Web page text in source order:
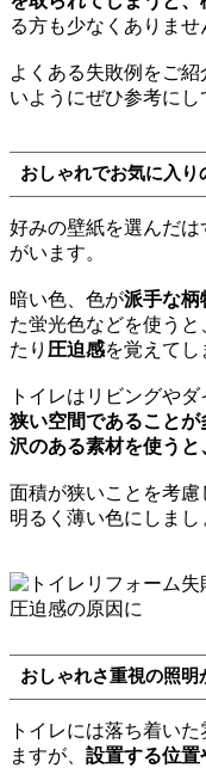
る方も少なくありませ
よくある失敗例をご
いようにぜひ参考にし
おしゃれでお気に入
好みの壁紙を選んだ
がいます。
暗い色、色が派手な柄
た蛍光色などを使う
たり 圧迫感を覚えてし
トイレはリビングや
狭い空間であること
沢のある素材を使う
面積が狭いことを考
明るく薄い色にしまし
おしゃれさ重視の照明
トイレには落ち着い
ますが、 設置する位置